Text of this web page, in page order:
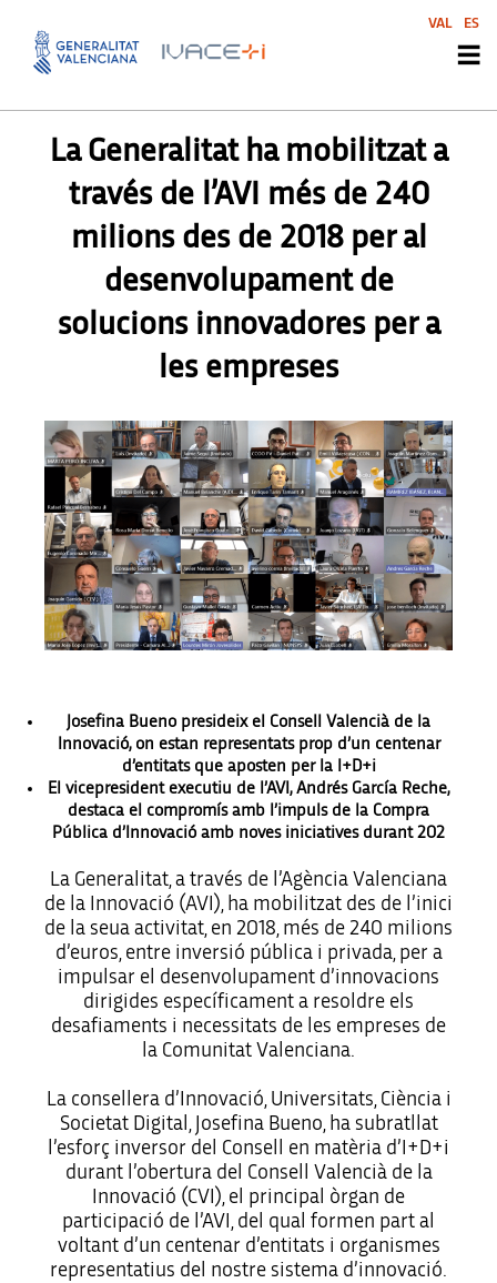
PREMSA
La Generalitat ha mobilitzat a
través de l’AVI més de 240
milions des de 2018 per al
desenvolupament de
solucions innovadores per a
les empreses
Josefina Bueno presideix el Consell Valencià de la
Innovació, on estan representats prop d’un centenar
d’entitats que aposten per la I+D+i
El vicepresident executiu de l’AVI, Andrés García Reche,
destaca el compromís amb l’impuls de la Compra
Pública d’Innovació amb noves iniciatives durant 202
La Generalitat, a través de l’Agència Valenciana
de la Innovació (AVI), ha mobilitzat des de l’inici
de la seua activitat, en 2018, més de 240 milions
d’euros, entre inversió pública i privada, per a
impulsar el desenvolupament d’innovacions
dirigides específicament a resoldre els
desafiaments i necessitats de les empreses de
la Comunitat Valenciana.
La consellera d’Innovació, Universitats, Ciència i
Societat Digital, Josefina Bueno, ha subratllat
l’esforç inversor del Consell en matèria d’I+D+i
durant l’obertura del Consell Valencià de la
Innovació (CVI), el principal òrgan de
participació de l’AVI, del qual formen part al
voltant d’un centenar d’entitats i organismes
representatius del nostre sistema d’innovació.
VAL ES